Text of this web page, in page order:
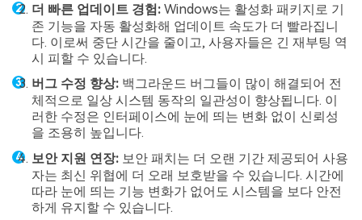
더 빠른 업데이트 경험: Windows는 활성화 패키지로 기
존 기능을 자동 활성화해 업데이트 속도가 더 빨라집니
다. 이로써 중단 시간을 줄이고, 사용자들은 긴 재부팅 역
시 피할 수 있습니다.
버그 수정 향상: 백그라운드 버그들이 많이 해결되어 전
체적으로 일상 시스템 동작의 일관성이 향상됩니다. 이
러한 수정은 인터페이스에 눈에 띄는 변화 없이 신뢰성
을 조용히 높입니다.
보안 지원 연장: 보안 패치는 더 오랜 기간 제공되어 사용
자는 최신 위협에 더 오래 보호받을 수 있습니다. 시간에
따라 눈에 띄는 기능 변화가 없어도 시스템을 보다 안전
하게 유지할 수 있습니다.